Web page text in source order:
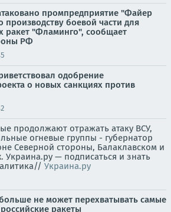
промпредприятие "Файер
производству боевой части для
ракет "Фламинго", сообщает
РФ
одобрение
о новых санкциях против
продолжают отражать атаку ВСУ,
огневые группы - губернатор
Северной стороны, Балаклавском и
Украина.ру — подписаться и знать
Украина.ру
не может перехватывать самые
ракеты